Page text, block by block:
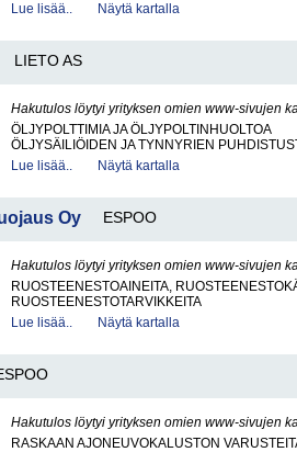
Lue lisää.. Näytä kartalla
LIETO AS
Hakutulos löytyi yrityksen omien www-sivujen
ÖLJYPOLTTIMIA JA ÖLJYPOLTINHUOLTOA
ÖLJYSÄILIÖIDEN JA TYNNYRIEN
Lue lisää..
Näytä kartalla
Oy ESPOO
Hakutulos löytyi yrityksen omien www-sivujen
RUOSTEENESTOAINEITA,
RUOSTEENESTOTARVIKKEITA
Lue lisää..
Näytä kartalla
Hakutulos löytyi yrityksen omien www-sivujen
RASKAAN AJONEUVOKALUSTON